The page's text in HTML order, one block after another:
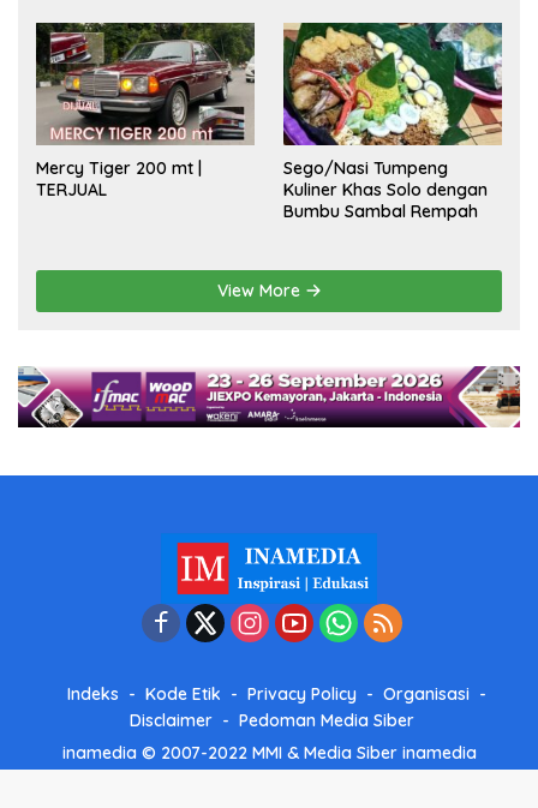
Mercy Tiger 200 mt |
TERJUAL
Sego/Nasi Tumpeng
Kuliner Khas Solo dengan
Bumbu Sambal Rempah
View More
Indeks Kode Etik Privacy Policy
Organisasi
Disclaimer
Pedoman Media Siber
inamedia © 2007-2022 MMI & Media Siber inamedia